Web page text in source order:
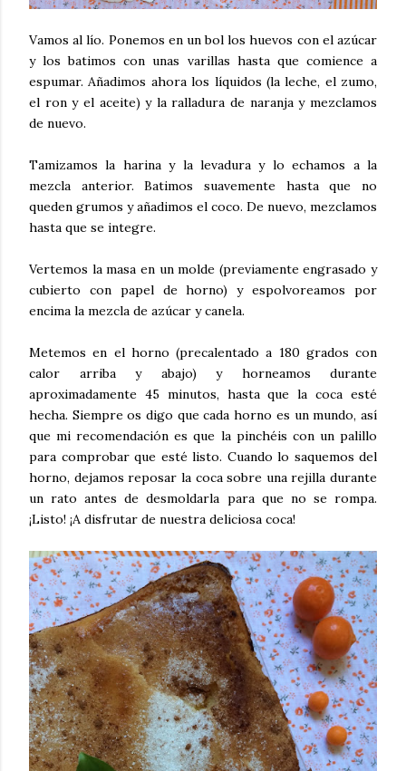
Vamos al lío. Ponemos en un bol los huevos con el azúcar
y los batimos con unas varillas hasta que comience a
espumar. Añadimos ahora los líquidos (la leche, el zumo,
el ron y el aceite) y la ralladura de naranja y mezclamos
de nuevo.
Tamizamos la harina y la levadura y lo echamos a la
mezcla anterior. Batimos suavemente hasta que no
queden grumos y añadimos el coco. De nuevo, mezclamos
hasta que se integre.
Vertemos la masa en un molde (previamente engrasado y
cubierto con papel de horno) y espolvoreamos por
encima la mezcla de azúcar y canela.
Metemos en el horno (precalentado a 180 grados con
calor arriba y abajo) y horneamos durante
aproximadamente 45 minutos, hasta que la coca esté
hecha. Siempre os digo que cada horno es un mundo, así
que mi recomendación es que la pinchéis con un palillo
para comprobar que esté listo. Cuando lo saquemos del
horno, dejamos reposar la coca sobre una rejilla durante
un rato antes de desmoldarla para que no se rompa.
¡Listo! ¡A disfrutar de nuestra deliciosa coca!